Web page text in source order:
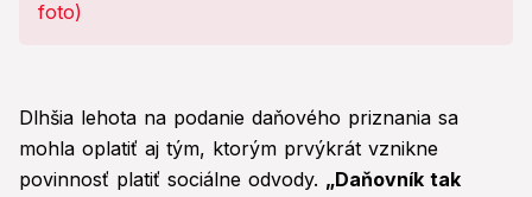
Dlhšia lehota na podanie daňového priznania sa
mohla oplatiť aj tým, ktorým prvýkrát vznikne
povinnosť platiť sociálne odvody. „Daňovník tak